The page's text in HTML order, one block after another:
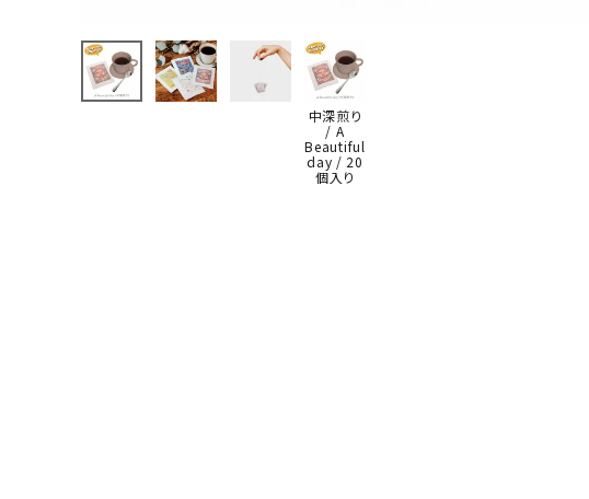
中深煎り
/ A
Beautiful
day / 20
個入り